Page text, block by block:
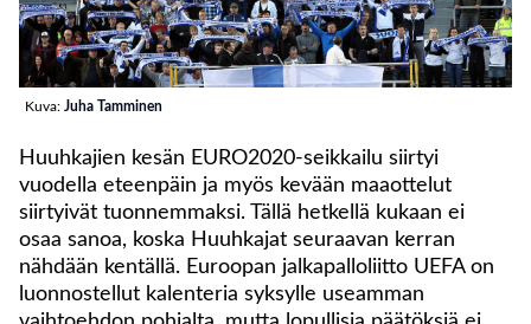
Kuva: Juha Tamminen
Huuhkajien kesän EURO2020-seikkailu siirtyi
vuodella eteenpäin ja myös kevään maaottelut
siirtyivät tuonnemmaksi. Tällä hetkellä kukaan ei
osaa sanoa, koska Huuhkajat seuraavan kerran
nähdään kentällä. Euroopan jalkapalloliitto UEFA on
luonnostellut kalenteria syksylle useamman